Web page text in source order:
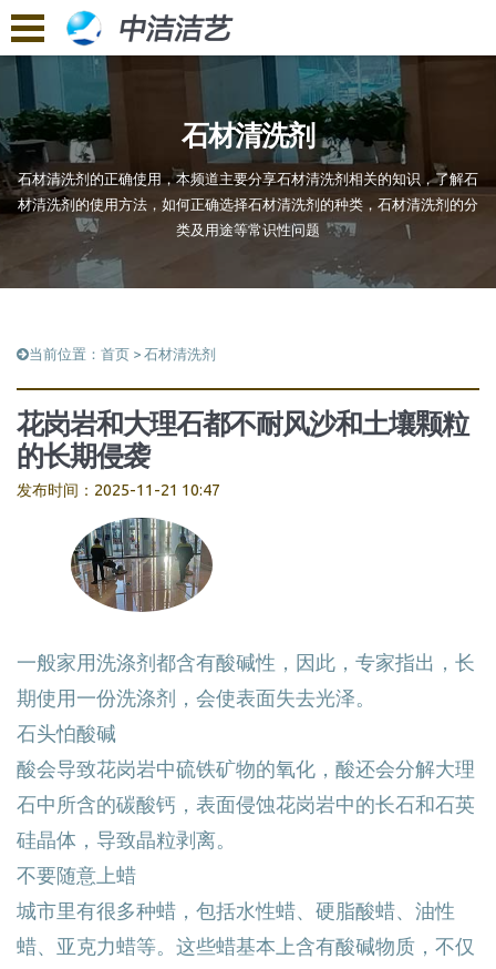
石材清洗剂
石材清洗剂的正确使用，本频道主要分享石材清洗剂相关的知识，了解石
材清洗剂的使用方法，如何正确选择石材清洗剂的种类，石材清洗剂的分
类及用途等常识性问题
当前位置： 首页 > 石材清洗剂
花岗岩和大理石都不耐风沙和土壤颗粒
的长期侵袭
发布时间：2025-11-21 10:47
一般家用洗涤剂都含有酸碱性，因此，专家指出，长
期使用一份洗涤剂，会使表面失去光泽。
石头怕酸碱
酸会导致花岗岩中硫铁矿物的氧化，酸还会分解大理
石中所含的碳酸钙，表面侵蚀花岗岩中的长石和石英
硅晶体，导致晶粒剥离。
不要随意上蜡
城市里有很多种蜡，包括水性蜡、硬脂酸蜡、油性
蜡、亚克力蜡等。这些蜡基本上含有酸碱物质，不仅